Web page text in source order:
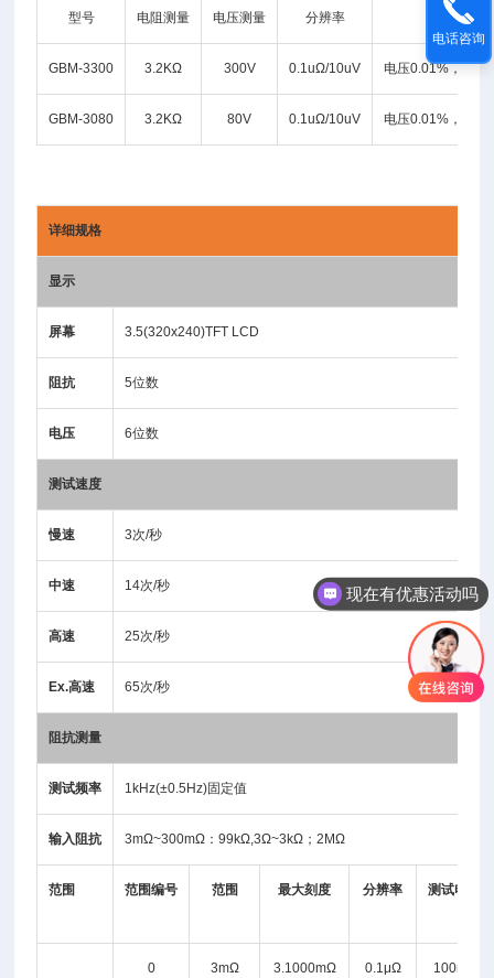
现在有优惠活动吗
型号 电阻测量 电压测量 分辨率 基本精度
GBM-3300 3.2KΩ 300V 0.1uΩ/10uV 电压0.01%，电阻
GBM-3080 3.2KΩ 80V 0.1uΩ/10uV 电压0.01%，电阻
详细规格
显示
屏幕 3.5(320x240)TFT LCD
阻抗 5位数
电压 6位数
测试速度
慢速 3次/秒
中速 14次/秒
高速 25次/秒
Ex.高速 65次/秒
阻抗测量
测试频率 1kHz(±0.5Hz)固定值
输入阻抗 3mΩ~300mΩ：99kΩ,3Ω~3kΩ；2MΩ
范围 范围编号 范围 最大刻度 分辨率 测试电流
0 3mΩ 3.1000mΩ 0.1μΩ 100mA
电话咨询